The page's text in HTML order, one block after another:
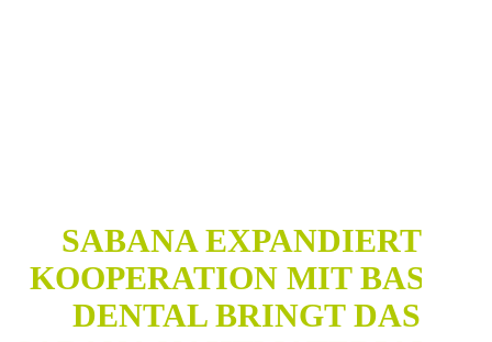
SABANA EXPANDIERT:
KOOPERATION MIT BASIQ
DENTAL BRINGT DAS